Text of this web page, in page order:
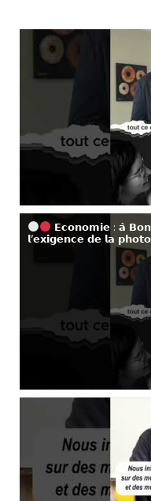
𝗘𝗰𝗼𝗻𝗼𝗺𝗶𝗲 : 𝗮̀
𝗹’𝗲𝘅𝗶𝗴𝗲𝗻𝗰𝗲 𝗱𝗲 𝗹𝗮